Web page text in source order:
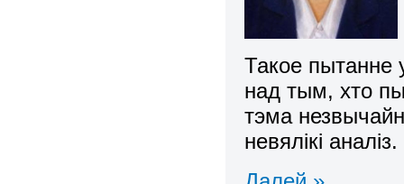
Такое пытанне
над тым, хто
тэма
невялікі аналіз.